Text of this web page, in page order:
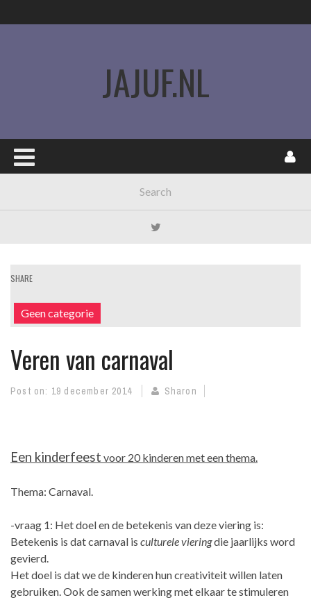
JAJUF.NL
SHARE
Geen categorie
Veren van carnaval
Post on: 19 december 2014 Sharon
Een kinderfeest voor 20 kinderen met een thema.
Thema: Carnaval.
-vraag 1: Het doel en de betekenis van deze viering is:
Betekenis is dat carnaval is culturele vieringdie jaarlijks word
gevierd.
Het doel is dat we de kinderen hun creativiteit willen laten
gebruiken. Ook de samen werking met elkaar te stimuleren